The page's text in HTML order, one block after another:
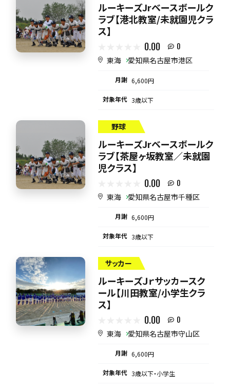
ルーキーズJrベースボールク
ラブ【港北教室/未就園児クラ
ス】
0.00 0
東海 愛知県名古屋市港区
月謝 6,600円
対象年代 3歳以下
野球
ルーキーズJrベースボールク
ラブ【茶屋ヶ坂教室／未就園
児クラス】
0.00 0
東海 愛知県名古屋市千種区
月謝 6,600円
対象年代 3歳以下
サッカー
ルーキーズＪｒサッカースク
ール【川田教室/小学生クラ
ス】
0.00 0
東海 愛知県名古屋市守山区
月謝 6,600円
対象年代 3歳以下・小学生